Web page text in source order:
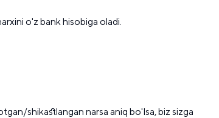
o'z bank hisobiga oladi.
shikastlangan narsa aniq bo'lsa, biz sizga